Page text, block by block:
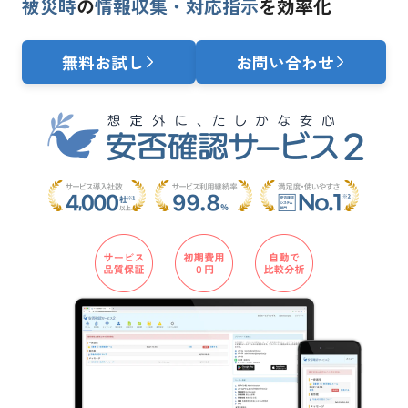
被災時の情報収集・対応指示を効率化
無料お試し お問い合わせ